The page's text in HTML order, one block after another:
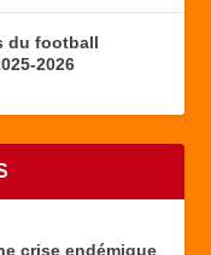
du football
2026
crise endémique